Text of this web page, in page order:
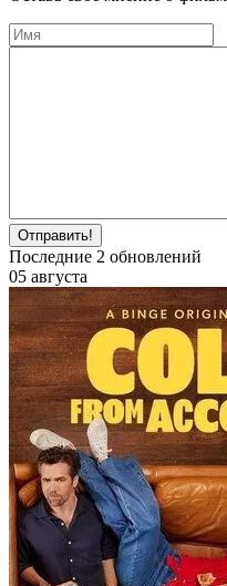
Отправить!
Последние 2 обновлений
05 августа